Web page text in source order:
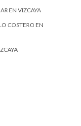
EN VIZCAYA
COSTERO EN